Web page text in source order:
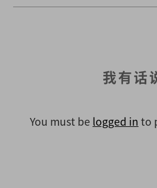
我有话
You must be logged in to